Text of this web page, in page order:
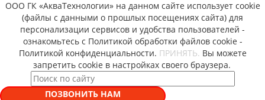
ООО ГК «АкваТехнологии» на данном сайте использует cookie
(файлы с данными о прошлых посещениях сайта) для
персонализации сервисов и удобства пользователей -
ознакомьтесь с Политикой обработки файлов cookie -
Политикой конфиденциальности. ПРИНЯТЬ. Вы можете
запретить cookie в настройках своего браузера.
ПОЗВОНИТЬ НАМ